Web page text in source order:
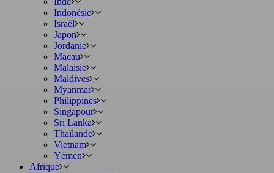
Indonésie
Israël
Japon
Jordanie
Macau
Malaisie
Maldives
Myanmar
Philippines
Singapour
Sri Lanka
Thaïlande
Vietnam
Yémen
Afrique